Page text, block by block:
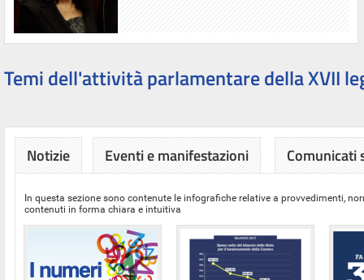
Temi dell'attività parlamentare della XVII
Notizie Eventi e manifestazioni Comunicati
In questa sezione sono contenute le infografiche relative a provvedimenti,
contenuti in forma chiara e intuitiva